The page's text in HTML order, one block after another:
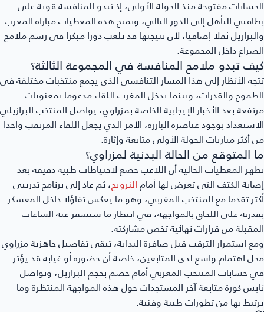
الحسابات مفتوحة منذ الجولة الأولى، إذ تبدو المنافسة قوية على
بطاقتي التأهل إلى الدور التالي، وتمنح هذه المعطيات مباراة المغرب
والبرازيل ثقلا إضافيا، لأن نتيجتها قد تلعب دورا مبكرا في رسم ملامح
الصراع داخل المجموعة.
كيف تبدو ملامح المنافسة في المجموعة الثالثة؟
تتجه الأنظار إلى هذا المسار التنافسي الذي يجمع منتخبات مختلفة في
الطموح والقدرات، وبينما يدخل المغرب اللقاء مدعوما بمعنويات
مرتفعة بعد الأخبار الإيجابية الخاصة بمزراوي، يواصل المنتخب البرازيلي
الاستعداد بوجود عناصره البارزة، الأمر الذي يجعل اللقاء المرتقب واحدا
من أكثر مباريات الجولة الأولى متابعة وإثارة.
ما المتوقع من الحالة البدنية لمزراوي؟
تظهر المعطيات الحالية أن اللاعب خضع لاحتياطات طبية دقيقة بعد
إصابة الكتف التي تعرض لها أمامالنرويج، ثم عاد إلى برنامج تدريبي
أكثر تقدما مع المنتخب المغربي، وهو ما يعكس تفاؤلا داخل المعسكر
بقدرته على اللحاق بالمواجهة، في انتظار ما ستسفر عنه الساعات
المقبلة من قرارات نهائية تخص مشاركته.
ومع استمرار الترقب قبل صافرة البداية، تبقى تفاصيل جاهزية مزراوي
محل اهتمام واسع لدى المتابعين، خاصة أن حضوره أو غيابه قد يؤثر
في حسابات المنتخب المغربي أمام خصم بحجم البرازيل، وتواصل
نايس كورة متابعة آخر المستجدات حول هذه المواجهة المنتظرة وما
يرتبط بها من تطورات طبية وفنية.